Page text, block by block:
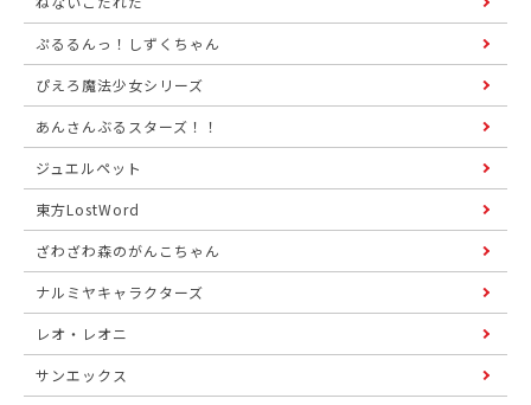
ぷるるんっ！しずくちゃん
ぴえろ魔法少女シリーズ
あんさんぶるスターズ！！
ジュエルペット
東方LostWord
ざわざわ森のがんこちゃん
ナルミヤキャラクターズ
レオ・レオニ
サンエックス